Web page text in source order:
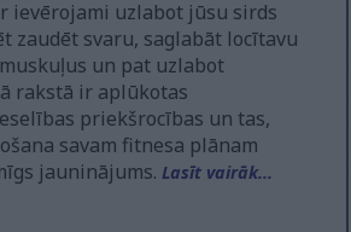
ievērojami uzlabot jūsu sirds
zaudēt svaru, saglabāt locītavu
un pat uzlabot
rakstā ir aplūkotas
priekšrocības un tas,
savam fitnesa plānam
jauninājums.Lasīt vairāk...